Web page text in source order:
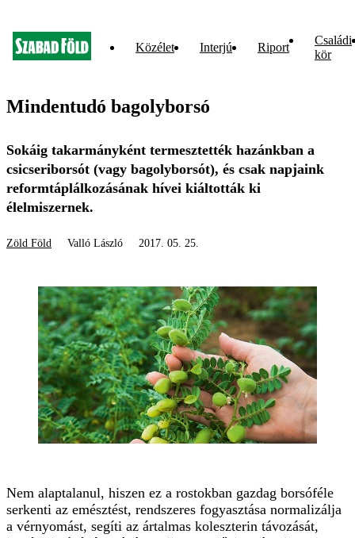
Közélet Interjú Riport
Családi
kör
Mindentudó bagolyborsó
Sokáig takarmányként termesztették hazánkban a
csicseriborsót (vagy bagolyborsót), és csak napjaink
reformtáplálkozásának hívei kiáltották ki
élelmiszernek.
Zöld Föld Valló László 2017. 05. 25.
Nem alaptalanul, hiszen ez a rostokban gazdag borsóféle
serkenti az emésztést, rendszeres fogyasztása normalizálja
a vérnyomást, segíti az ártalmas koleszterin távozását,